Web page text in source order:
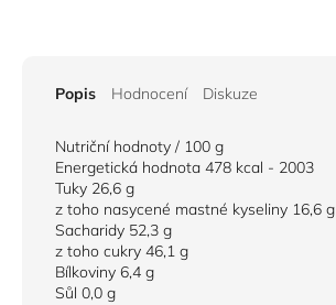
Popis Hodnocení Diskuze
Nutriční hodnoty / 100 g
Energetická hodnota 478 kcal - 2003
Tuky 26,6 g
z toho nasycené mastné kyseliny 16,6 g
Sacharidy 52,3 g
z toho cukry 46,1 g
Bílkoviny 6,4 g
Sůl 0,0 g